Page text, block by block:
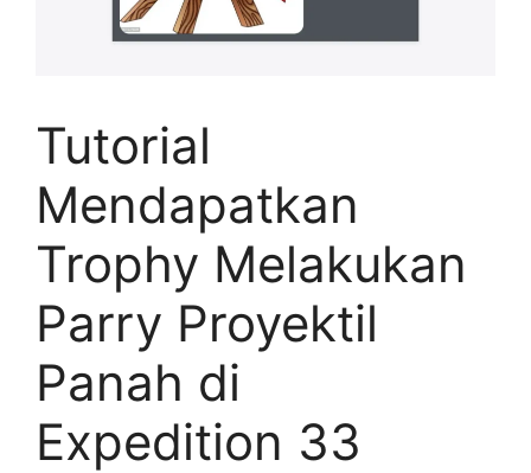
Tutorial
Mendapatkan
Trophy Melakukan
Parry Proyektil
Panah di
Expedition 33